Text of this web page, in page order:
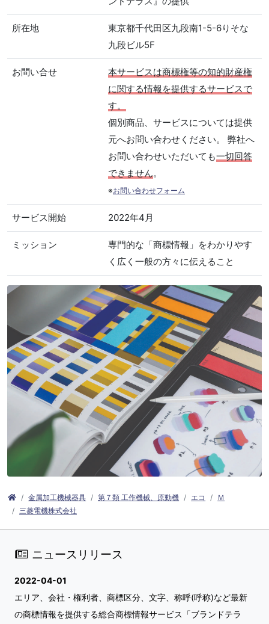
所在地
東京都千代田区九段南1-5-6りそな
九段ビル5F
お問い合せ
本サービスは商標権等の知的財産権
に関する情報を提供するサービスで
す。
個別商品、サービスについては提供
元へお問い合わせください。 弊社へ
お問い合わせいただいても一切回答
できません。
※お問い合わせフォーム
サービス開始 2022年4月
ミッション
専門的な「商標情報」をわかりやす
く広く一般の方々に伝えること
金属加工機械器具 第７類 工作機械、原動機 エコ
Ｍ
三菱電機株式会社
ニュースリリース
2022-04-01
エリア、会社・権利者、商標区分、文字、称呼(呼称)など最新
の商標情報を提供する総合商標情報サービス「ブランドテラ